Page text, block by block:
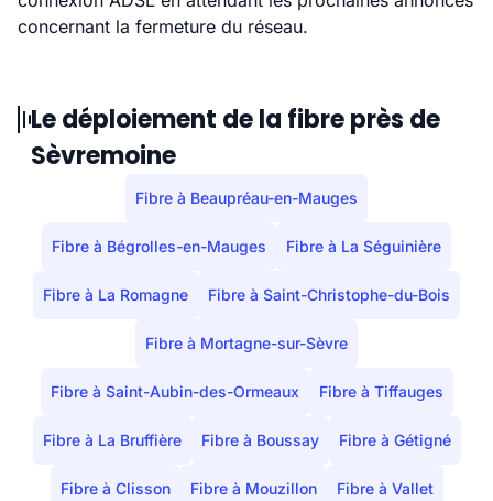
concernant la fermeture du réseau.
Le déploiement de la fibre près de
Sèvremoine
Fibre à Beaupréau-en-Mauges
Fibre à Bégrolles-en-Mauges Fibre à La Séguinière
Fibre à La Romagne Fibre à Saint-Christophe-du-Bois
Fibre à Mortagne-sur-Sèvre
Fibre à Saint-Aubin-des-Ormeaux Fibre à Tiffauges
Fibre à La Bruffière Fibre à Boussay Fibre à Gétigné
Fibre à Clisson Fibre à Mouzillon Fibre à Vallet